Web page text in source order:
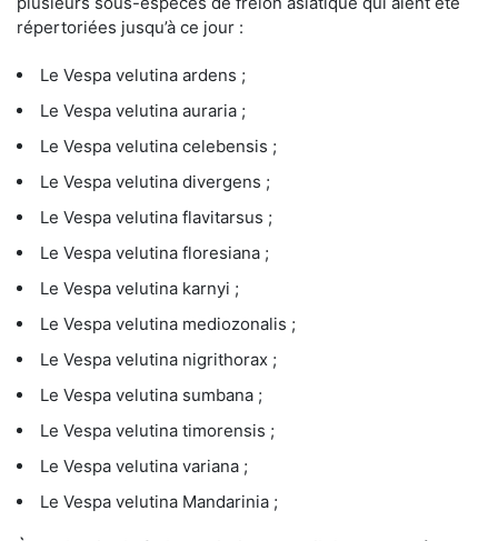
répertoriées jusqu’à ce jour :
Le Vespa velutina ardens ;
Le Vespa velutina auraria ;
Le Vespa velutina celebensis ;
Le Vespa velutina divergens ;
Le Vespa velutina flavitarsus ;
Le Vespa velutina floresiana ;
Le Vespa velutina karnyi ;
Le Vespa velutina mediozonalis ;
Le Vespa velutina nigrithorax ;
Le Vespa velutina sumbana ;
Le Vespa velutina timorensis ;
Le Vespa velutina variana ;
Le Vespa velutina Mandarinia ;